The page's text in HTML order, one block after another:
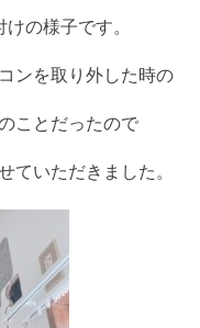
の様子です。
ンを取り外した時の
ことだったので
ていただきました。